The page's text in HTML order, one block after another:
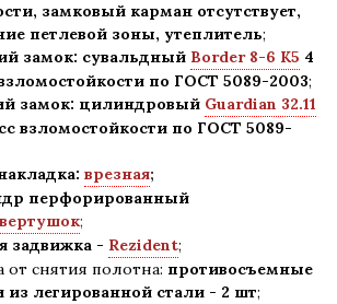
замковый карман отсутствует,
петлевой зоны, утеплитель;
замок: сувальдный Border 8-6 K5 4
по ГОСТ 5089-2003;
замок: цилиндровый Guardian 32.11
взломостойкости по ГОСТ 5089-
врезная;
перфорированный
;
задвижка - Rezident;
от снятия полотна: противосъемные
легированной стали - 2 шт;